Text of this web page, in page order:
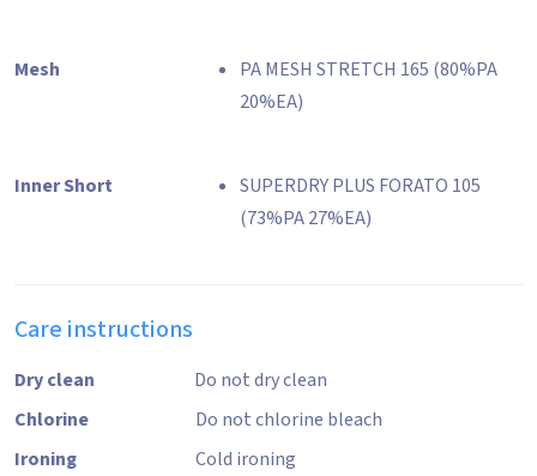
Mesh
PA MESH STRETCH 165 (80%PA
20%EA)
Inner Short
SUPERDRY PLUS FORATO 105
(73%PA 27%EA)
Care instructions
Dry clean
Do not dry clean
Chlorine
Do not chlorine bleach
Ironing
Cold ironing